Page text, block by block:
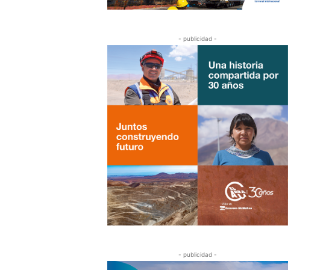
- publicidad -
- publicidad -